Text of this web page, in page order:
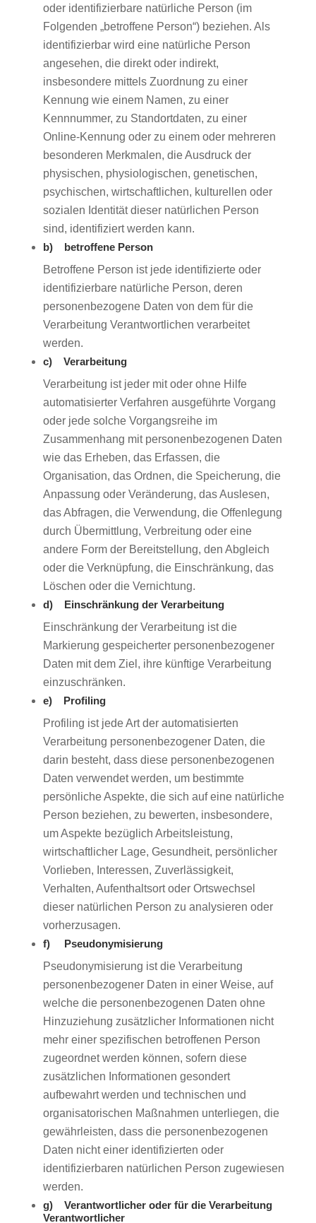
oder identifizierbare natürliche Person (im
Folgenden „betroffene Person“) beziehen. Als
identifizierbar wird eine natürliche Person
angesehen, die direkt oder indirekt,
insbesondere mittels Zuordnung zu einer
Kennung wie einem Namen, zu einer
Kennnummer, zu Standortdaten, zu einer
Online-Kennung oder zu einem oder mehreren
besonderen Merkmalen, die Ausdruck der
physischen, physiologischen, genetischen,
psychischen, wirtschaftlichen, kulturellen oder
sozialen Identität dieser natürlichen Person
sind, identifiziert werden kann.
b) betroffene Person
Betroffene Person ist jede identifizierte oder
identifizierbare natürliche Person, deren
personenbezogene Daten von dem für die
Verarbeitung Verantwortlichen verarbeitet
werden.
c) Verarbeitung
Verarbeitung ist jeder mit oder ohne Hilfe
automatisierter Verfahren ausgeführte Vorgang
oder jede solche Vorgangsreihe im
Zusammenhang mit personenbezogenen Daten
wie das Erheben, das Erfassen, die
Organisation, das Ordnen, die Speicherung, die
Anpassung oder Veränderung, das Auslesen,
das Abfragen, die Verwendung, die Offenlegung
durch Übermittlung, Verbreitung oder eine
andere Form der Bereitstellung, den Abgleich
oder die Verknüpfung, die Einschränkung, das
Löschen oder die Vernichtung.
d) Einschränkung der Verarbeitung
Einschränkung der Verarbeitung ist die
Markierung gespeicherter personenbezogener
Daten mit dem Ziel, ihre künftige Verarbeitung
einzuschränken.
e) Profiling
Profiling ist jede Art der automatisierten
Verarbeitung personenbezogener Daten, die
darin besteht, dass diese personenbezogenen
Daten verwendet werden, um bestimmte
persönliche Aspekte, die sich auf eine natürliche
Person beziehen, zu bewerten, insbesondere,
um Aspekte bezüglich Arbeitsleistung,
wirtschaftlicher Lage, Gesundheit, persönlicher
Vorlieben, Interessen, Zuverlässigkeit,
Verhalten, Aufenthaltsort oder Ortswechsel
dieser natürlichen Person zu analysieren oder
vorherzusagen.
f) Pseudonymisierung
Pseudonymisierung ist die Verarbeitung
personenbezogener Daten in einer Weise, auf
welche die personenbezogenen Daten ohne
Hinzuziehung zusätzlicher Informationen nicht
mehr einer spezifischen betroffenen Person
zugeordnet werden können, sofern diese
zusätzlichen Informationen gesondert
aufbewahrt werden und technischen und
organisatorischen Maßnahmen unterliegen, die
gewährleisten, dass die personenbezogenen
Daten nicht einer identifizierten oder
identifizierbaren natürlichen Person zugewiesen
werden.
g) Verantwortlicher oder für die Verarbeitung
Verantwortlicher